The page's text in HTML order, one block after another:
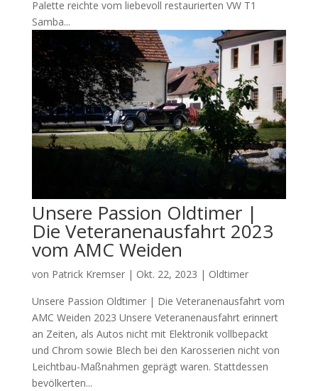
Palette reichte vom liebevoll restaurierten VW T1
Samba...
Unsere Passion Oldtimer |
Die Veteranenausfahrt 2023
vom AMC Weiden
von Patrick Kremser| Okt. 22, 2023 | Oldtimer
Unsere Passion Oldtimer | Die Veteranenausfahrt vom
AMC Weiden 2023 Unsere Veteranenausfahrt erinnert
an Zeiten, als Autos nicht mit Elektronik vollbepackt
und Chrom sowie Blech bei den Karosserien nicht von
Leichtbau-Maßnahmen geprägt waren. Stattdessen
bevölkerten...